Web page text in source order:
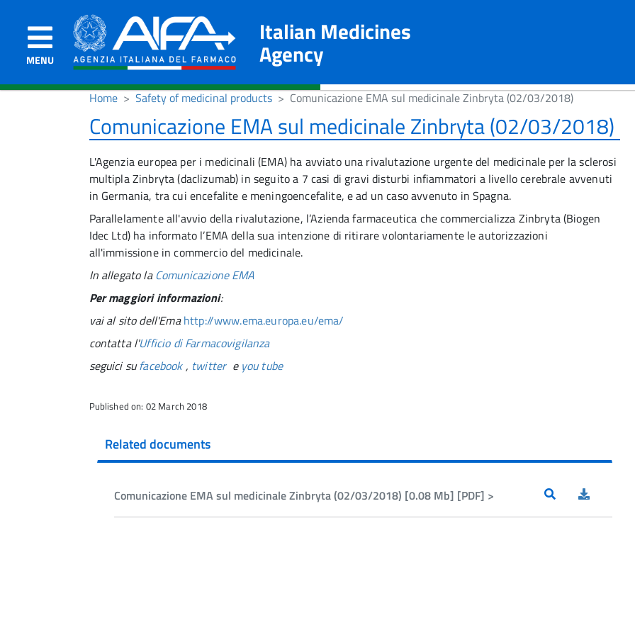
MENU
Italian Medicines
Agency
Home Safety of medicinal products Comunicazione EMA sul medicinale Zinbryta (02/03/2018)
Comunicazione EMA sul medicinale Zinbryta (02/03/2018)
L'Agenzia europea per i medicinali (EMA) ha avviato una rivalutazione urgente del medicinale per la sclerosi
multipla Zinbryta (daclizumab) in seguito a 7 casi di gravi disturbi infiammatori a livello cerebrale avvenuti
in Germania, tra cui encefalite e meningoencefalite, e ad un caso avvenuto in Spagna.
Parallelamente all'avvio della rivalutazione, l’Azienda farmaceutica che commercializza Zinbryta (Biogen
Idec Ltd) ha informato l’EMA della sua intenzione di ritirare volontariamente le autorizzazioni
all'immissione in commercio del medicinale.
In allegato laComunicazione EMA
Per maggiori informazioni:
vai al sito dell'Emahttp://www.ema.europa.eu/ema/
contatta l'Ufficio di Farmacovigilanza
seguici sufacebook, twitter e you tube
Published on: 02 March 2018
Related documents
Comunicazione EMA sul medicinale Zinbryta (02/03/2018) [0.08 Mb] [PDF] >